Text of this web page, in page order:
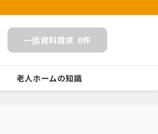
一括資料請求 0件
老人ホームの知識